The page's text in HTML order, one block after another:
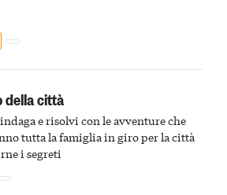
della città
e risolvi con le avventure che
tutta la famiglia in giro per la città
i segreti